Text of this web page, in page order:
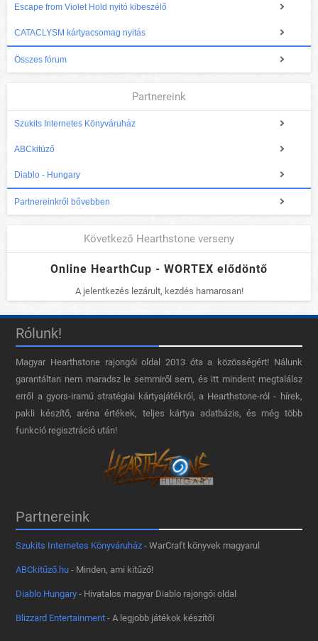
Escape from Violet Hold nyitó kibeszélő
CATACLYSM kártyacsomag nyitás
Összes fórum
Partnereink
Szukits Internetes Könyváruház
ABCkitüző
Diablo - Hungary
Partnereinkről bővebben
Következő Hearthstone verseny
Online HearthCup - WORTEX elődöntő
A jelentkezés lezárult, kezdés hamarosan!
Rólunk!
Magyar Hearthstone​ rajongói oldal 2013 óta a közösségért! Nálunk
garantáltan nem maradsz le semmiről sem, és itt mindent megtalálsz
erről a gyors-iramú stratégiai kártyajátékról, a Hearthstone-ról - hírek,
pakli készítő, aréna értékek, teljes kártya adatbázis, és még több
funkció regisztráció után!
Partnereink
Szukits Internetes Könyváruház - WarCraft könyvek magyarul
ABCkitűző.hu - Minden, ami kitűző!
Diablo Hungary - Hivatalos magyar Diablo rajongói oldal
Blizzard Entertainment - A legjobb játékok készítői